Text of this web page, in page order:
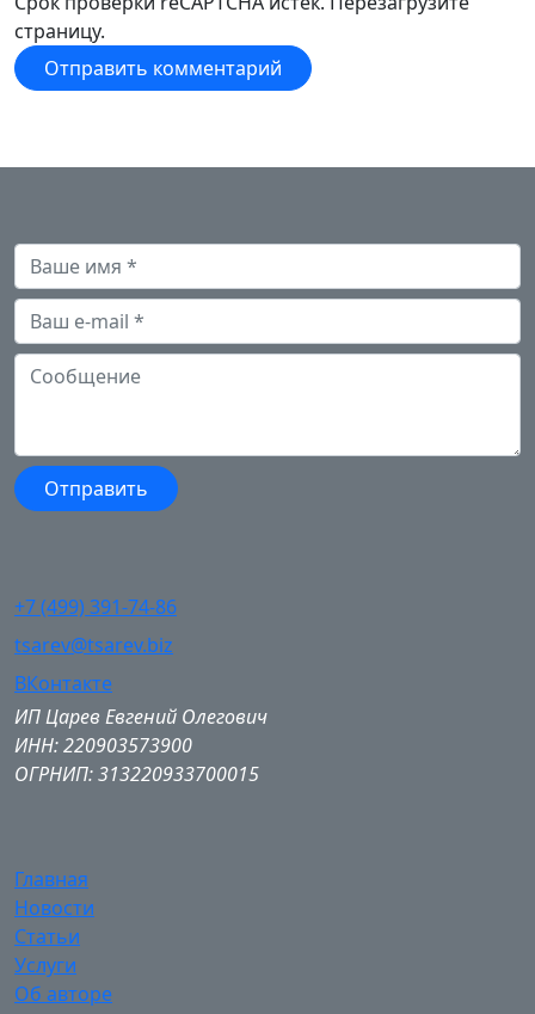
страницу.
+7 (499) 391-74-86
tsarev@tsarev.biz
ВКонтакте
ИП Царев Евгений Олегович
ИНН: 220903573900
ОГРНИП: 313220933700015
Главная
Новости
Статьи
Услуги
Об авторе